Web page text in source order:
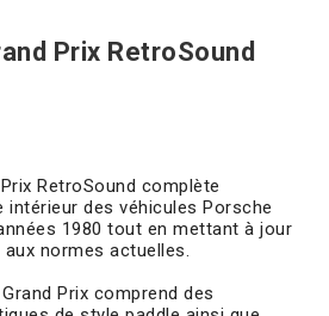
Prix RetroSound
RetroSound complète
des véhicules Porsche
1980 tout en mettant à jour
normes actuelles.
Prix comprend des